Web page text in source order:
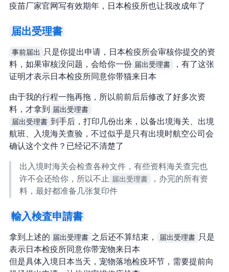
疫苗厂家官网写有效期 3 年，日本检疫所也让我改成 1 年了
届出受理書
事前届出
只是你提出申请，日本检疫所会审核你提交的资
料，如果审核没问题，会给你一份 届出受理書
，有了这张
证明才表示日本检疫所同意你带猫来日本
由于我的行程一拖再拖，所以前前后后修改了好多次资
料，才拿到
届出受理書
届出受理書 到手后，打印几份出来，以备出境海关、出境
航班、入境海关查验，不过似乎是只有出境时航空公司会
确认这个文件？已经记不清楚了
出入境时海关会检查各种文件，有些资料海关查完也
许不会还给你，所以不止 届出受理書
，办完的所有资
料，最好都准备几张复印件
輸入検査申請書
拿到上述的 届出受理書 之后还不算结束， 届出受理書 只是
表示日本检疫所同意你带宠物来日本
但是具体入境日本当天，宠物落地检疫环节，需要提前向